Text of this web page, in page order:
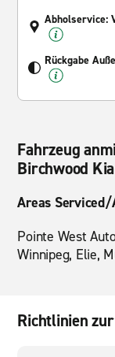
Abholservice:
Rückgabe
Fahrzeug
Birchwood
Areas
Pointe West
Winnipeg, Elie,
Richtlinien